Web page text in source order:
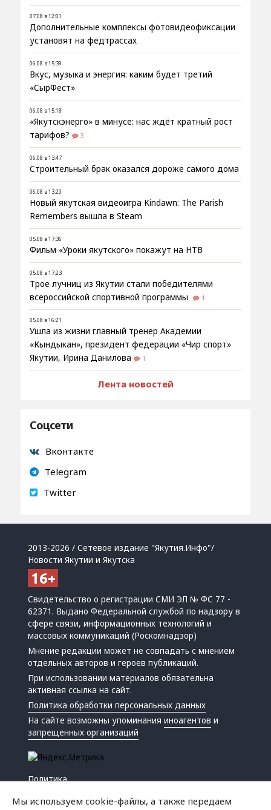
07.08 в 12:01
Дополнительные комплексы фотовидеофиксации
установят на федтрассах
06.08 в 15:39
Вкус, музыка и энергия: каким будет третий
«СырФест»
06.08 в 15:18
«Якутскэнерго» в минусе: нас ждёт кратный рост
тарифов?
3
06.08 в 13:47
Строительный брак оказался дороже самого дома
06.08 в 13:20
Новый якутская видеоигра Kindawn: The Parish
Remembers вышла в Steam
05.08 в 17:36
Фильм «Уроки якутского» покажут на НТВ
05.08 в 17:23
Трое лучниц из Якутии стали победителями
всероссийской спортивной программы
1
05.08 в 16:21
Ушла из жизни главный тренер Академии
«Кындыкан», президент федерации «Чир спорт»
Якутии, Ирина Данилова
1
Лента новостей
Соцсети
Вконтакте
Telegram
Twitter
2013-2026 / Сетевое издание "Якутия.Инфо"/
Новости Якутии и Якутска
Свидетельство о регистрации СМИ ЭЛ № ФС 77 -
62371. Выдано Федеральной службой по надзору в
сфере связи, информационных технологий и
массовых коммуникаций (Роскомнадзор)
Мнение редакции может не совпадать с мнением
отдельных авторов и героев публикаций.
При использовании материалов обязательна
активная ссылка на сайт.
Политика обработки персональных данных
На сайте возможны упоминанияиноагентов и
запрещенных организаций
Политика
Мы используем cookie-файлы, а также передаем